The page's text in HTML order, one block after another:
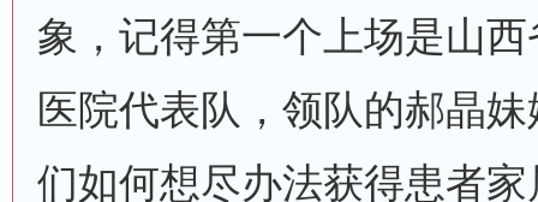
象，记得第一个上场是山
医院代表队，领队的郝晶
们如何想尽办法获得患者